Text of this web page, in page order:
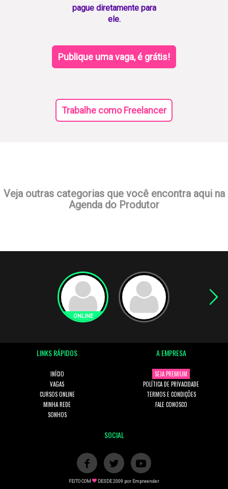
pague diretamente para
ele.
Publique uma vaga, é grátis!
Trabalhe como Freelancer
Veja outras categorias que você encontra aqui na
Agenda do Produtor
LINKS RÁPIDOS
INÍCIO
VAGAS
CURSOS ONLINE
MINHA REDE
SONHOS
A EMPRESA
SEJA PREMIUM
POLÍTICA DE PRIVACIDADE
TERMOS E CONDIÇÕES
FALE CONOSCO
SOCIAL
FEITO COM DESDE 2009 por Empreender